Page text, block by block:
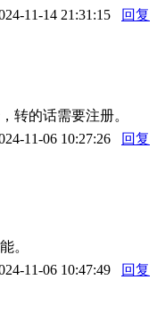
11-14 21:31:15
回复
转的话需要注册。
11-06 10:27:26
回复
。
11-06 10:47:49
回复